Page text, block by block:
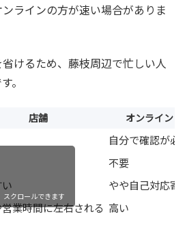
ラインの方が速い場合がありま
けるため、藤枝周辺で忙しい人
。
店舗 オンライン
自分で確認が必
不要
やや自己対応寄
業時間に左右される 高い
スクロールできます